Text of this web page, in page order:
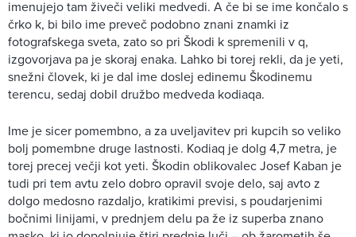
imenujejo tam živeči veliki medvedi. A če bi se ime končalo s
črko k, bi bilo ime preveč podobno znani znamki iz
fotografskega sveta, zato so pri Škodi k spremenili v q,
izgovorjava pa je skoraj enaka. Lahko bi torej rekli, da je yeti,
snežni človek, ki je dal ime doslej edinemu Škodinemu
terencu, sedaj dobil družbo medveda kodiaqa.
Ime je sicer pomembno, a za uveljavitev pri kupcih so veliko
bolj pomembne druge lastnosti. Kodiaq je dolg 4,7 metra, je
torej precej večji kot yeti. Škodin oblikovalec Josef Kaban je
tudi pri tem avtu zelo dobro opravil svoje delo, saj avto z
dolgo medosno razdaljo, kratikimi previsi, s poudarjenimi
bočnimi linijami, v prednjem delu pa že iz superba znano